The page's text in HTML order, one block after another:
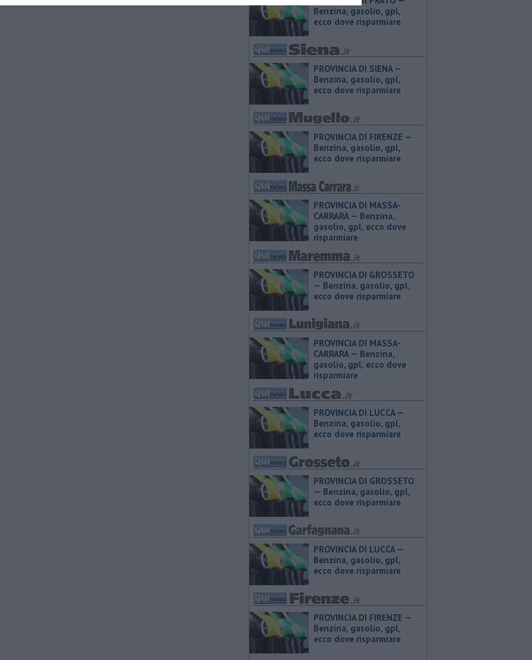
Benzina, gasolio, gpl,
ecco dove risparmiare
PROVINCIA DI SIENA — ​
Benzina, gasolio, gpl,
ecco dove risparmiare
PROVINCIA DI FIRENZE — ​
Benzina, gasolio, gpl,
ecco dove risparmiare
PROVINCIA DI MASSA-
CARRARA — ​Benzina,
gasolio, gpl, ecco dove
risparmiare
PROVINCIA DI GROSSETO
— ​Benzina, gasolio, gpl,
ecco dove risparmiare
PROVINCIA DI MASSA-
CARRARA — ​Benzina,
gasolio, gpl, ecco dove
risparmiare
PROVINCIA DI LUCCA — ​
Benzina, gasolio, gpl,
ecco dove risparmiare
PROVINCIA DI GROSSETO
— ​Benzina, gasolio, gpl,
ecco dove risparmiare
PROVINCIA DI LUCCA — ​
Benzina, gasolio, gpl,
ecco dove risparmiare
PROVINCIA DI FIRENZE — ​
Benzina, gasolio, gpl,
ecco dove risparmiare